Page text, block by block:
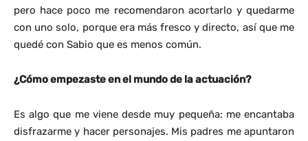
pero hace poco me recomendaron acortarlo y quedarme
con uno solo, porque era más fresco y directo, así que me
quedé con Sabio que es menos común.
¿Cómo empezaste en el mundo de la actuación?
Es algo que me viene desde muy pequeña: me encantaba
disfrazarme y hacer personajes. Mis padres me apuntaron